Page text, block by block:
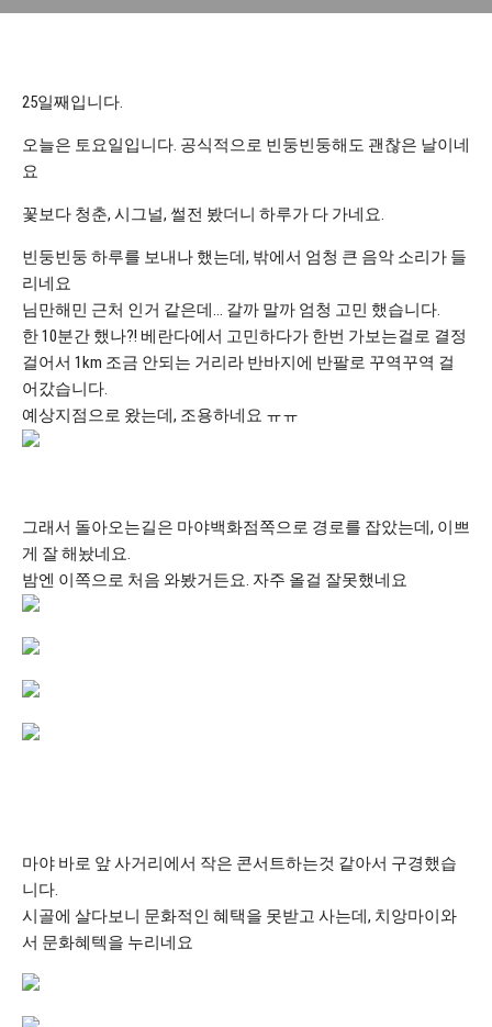
25일째입니다.
오늘은 토요일입니다. 공식적으로 빈둥빈둥해도 괜찮은 날이네
요
꽃보다 청춘, 시그널, 썰전 봤더니 하루가 다 가네요.
빈둥빈둥 하루를 보내나 했는데, 밖에서 엄청 큰 음악 소리가 들
리네요
님만해민 근처 인거 같은데… 갈까 말까 엄청 고민 했습니다.
한 10분간 했나?! 베란다에서 고민하다가 한번 가보는걸로 결정
걸어서 1km 조금 안되는 거리라 반바지에 반팔로 꾸역꾸역 걸
어갔습니다.
예상지점으로 왔는데, 조용하네요 ㅠㅠ
그래서 돌아오는길은 마야백화점쪽으로 경로를 잡았는데, 이쁘
게 잘 해놨네요.
밤엔 이쪽으로 처음 와봤거든요. 자주 올걸 잘못했네요
마야 바로 앞 사거리에서 작은 콘서트하는것 같아서 구경했습
니다.
시골에 살다보니 문화적인 혜택을 못받고 사는데, 치앙마이와
서 문화혜텍을 누리네요